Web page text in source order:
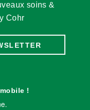
soins &
Cohr
!